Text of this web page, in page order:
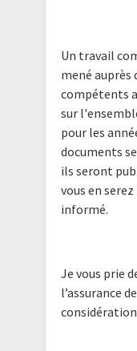
Un travail
mené auprès
compétents
sur
pour les
documents
ils seront
vous en
informé.
Je vous prie
l’assurance